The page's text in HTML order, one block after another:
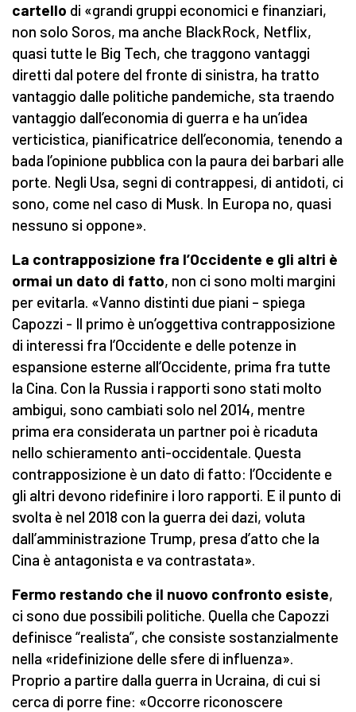
cartello di «grandi gruppi economici e finanziari,
non solo Soros, ma anche BlackRock, Netflix,
quasi tutte le Big Tech, che traggono vantaggi
diretti dal potere del fronte di sinistra, ha tratto
vantaggio dalle politiche pandemiche, sta traendo
vantaggio dall’economia di guerra e ha un’idea
verticistica, pianificatrice dell’economia, tenendo a
bada l’opinione pubblica con la paura dei barbari alle
porte. Negli Usa, segni di contrappesi, di antidoti, ci
sono, come nel caso di Musk. In Europa no, quasi
nessuno si oppone».
La contrapposizione fra l’Occidente e gli altri è
ormai un dato di fatto, non ci sono molti margini
per evitarla. «Vanno distinti due piani – spiega
Capozzi - Il primo è un’oggettiva contrapposizione
di interessi fra l’Occidente e delle potenze in
espansione esterne all’Occidente, prima fra tutte
la Cina. Con la Russia i rapporti sono stati molto
ambigui, sono cambiati solo nel 2014, mentre
prima era considerata un partner poi è ricaduta
nello schieramento anti-occidentale. Questa
contrapposizione è un dato di fatto: l’Occidente e
gli altri devono ridefinire i loro rapporti. E il punto di
svolta è nel 2018 con la guerra dei dazi, voluta
dall’amministrazione Trump, presa d’atto che la
Cina è antagonista e va contrastata».
Fermo restando che il nuovo confronto esiste,
ci sono due possibili politiche. Quella che Capozzi
definisce “realista”, che consiste sostanzialmente
nella «ridefinizione delle sfere di influenza».
Proprio a partire dalla guerra in Ucraina, di cui si
cerca di porre fine: «Occorre riconoscere